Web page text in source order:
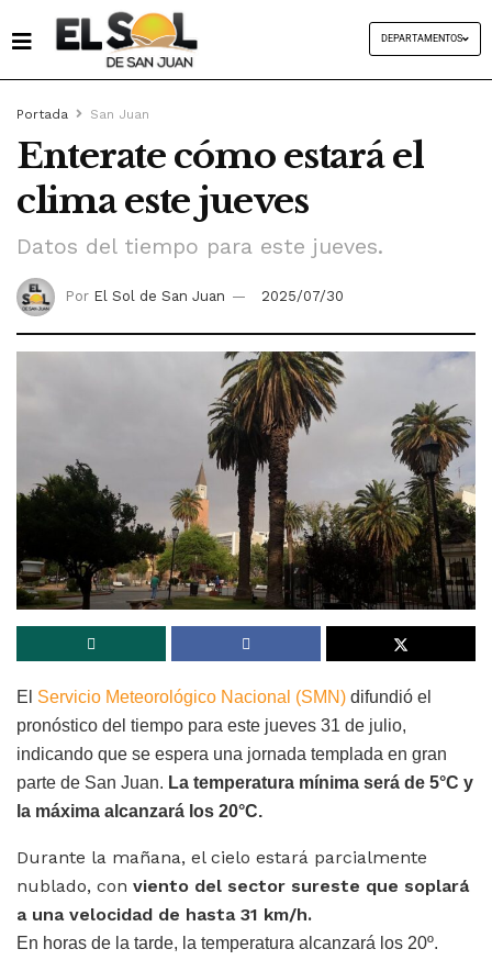
DEPARTAMENTOS
Portada San Juan
Enterate cómo estará el
clima este jueves
Datos del tiempo para este jueves.
Por El Sol de San Juan 2025/07/30
El Servicio Meteorológico Nacional (SMN) difundió el
pronóstico del tiempo para este jueves 31 de julio,
indicando que se espera una jornada templada en gran
parte de San Juan. La temperatura mínima será de 5°C y
la máxima alcanzará los 20°C.
Durante la mañana, el cielo estará parcialmente
nublado, con viento del sector sureste que soplará
a una velocidad de hasta 31 km/h.
En horas de la tarde, la temperatura alcanzará los 20º.